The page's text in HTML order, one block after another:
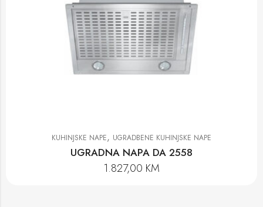
KUHINJSKE NAPE, UGRADBENE KUHINJSKE NAPE
UGRADNA NAPA DA 2558
1.827,00 KM